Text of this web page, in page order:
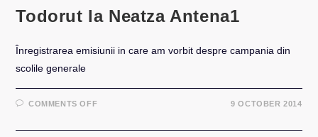
Todorut la Neatza Antena1
Înregistrarea emisiunii in care am vorbit despre campania din
scolile generale
COMMENTS OFFON
GROZEA
9 OCTOBER 2014